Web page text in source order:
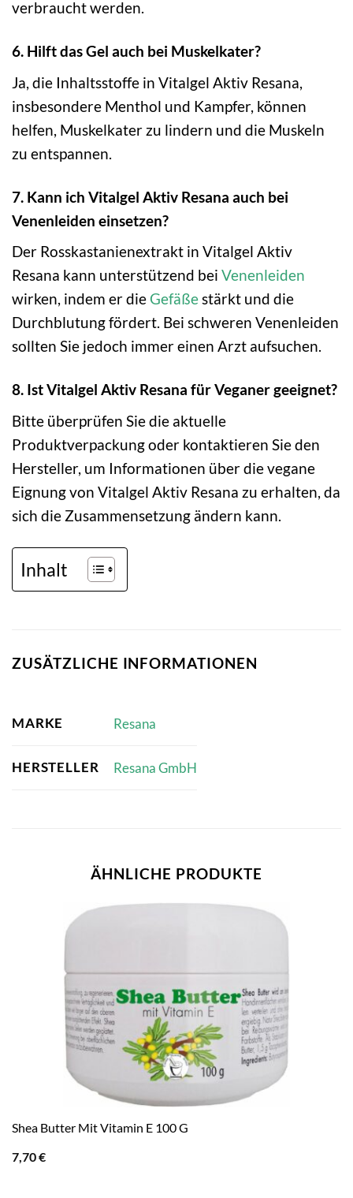
verbraucht werden.
6. Hilft das Gel auch bei Muskelkater?
Ja, die Inhaltsstoffe in Vitalgel Aktiv Resana,
insbesondere Menthol und Kampfer, können
helfen, Muskelkater zu lindern und die Muskeln
zu entspannen.
7. Kann ich Vitalgel Aktiv Resana auch bei
Venenleiden einsetzen?
Der Rosskastanienextrakt in Vitalgel Aktiv
Resana kann unterstützend bei Venenleiden
wirken, indem er die Gefäßestärkt und die
Durchblutung fördert. Bei schweren Venenleiden
sollten Sie jedoch immer einen Arzt aufsuchen.
8. Ist Vitalgel Aktiv Resana für Veganer geeignet?
Bitte überprüfen Sie die aktuelle
Produktverpackung oder kontaktieren Sie den
Hersteller, um Informationen über die vegane
Eignung von Vitalgel Aktiv Resana zu erhalten, da
sich die Zusammensetzung ändern kann.
Inhalt
ZUSÄTZLICHE INFORMATIONEN
MARKE Resana
HERSTELLER Resana GmbH
ÄHNLICHE PRODUKTE
Shea Butter Mit Vitamin E 100 G
7,70€